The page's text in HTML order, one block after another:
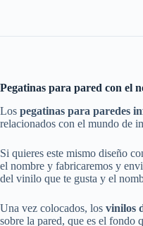
Pegatinas para pared con el
Los pegatinas para paredes
relacionados con el mundo de
Si quieres este mismo diseño
el nombre y fabricaremos y
del vinilo que te gusta y el
Una vez colocados, los vinilos
sobre la pared, que es el fondo